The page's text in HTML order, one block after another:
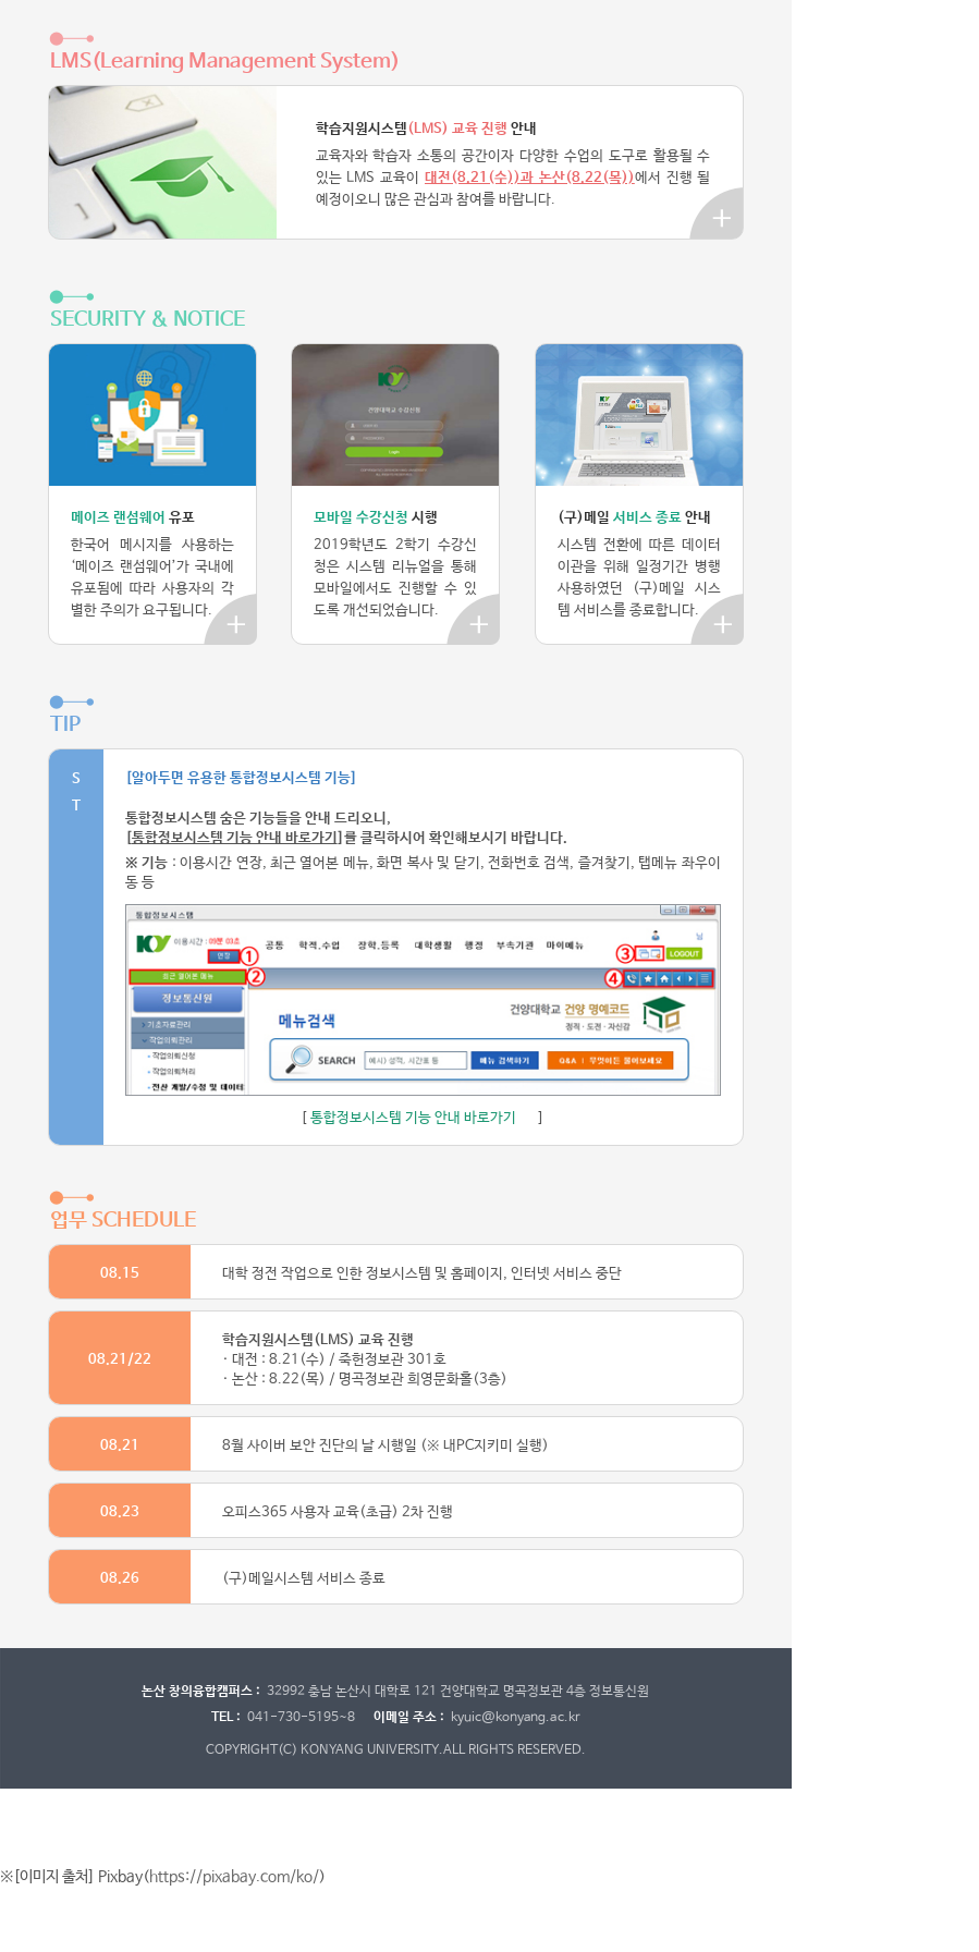
LMS(Learning Management System)
학습지원시스템(LMS) 교육 진행 안내
교육자와 학습자 소통의 공간이자 다양한 수업의 도구로 활용될 수
있는 LMS 교육이 대전(8.21(수))과 논산(8.22(목))에서 진행 될
예정이오니 많은 관심과 참여를 바랍니다.
SECURITY & NOTICE
메이즈 랜섬웨어 유포
한국어 메시지를 사용하는
‘메이즈 랜섬웨어’가 국내에
유포됨에 따라 사용자의 각
별한 주의가 요구됩니다.
모바일 수강신청 시행
2019학년도 2학기 수강신
청은 시스템 리뉴얼을 통해
모바일에서도 진행할 수 있
도록 개선되었습니다.
(구)메일서비스 종료 안내
시스템 전환에 따른 데이터
이관을 위해 일정기간 병행
사용하였던 (구)메일 시스
템 서비스를 종료합니다.
TIP
S
T
[알아두면 유용한 통합정보시스템 기능]
통합정보시스템 숨은 기능들을 안내 드리오니,
통합정보시스템 기능 안내 바로가기
]를 클릭하시어 확인해보시기 바랍니다.
※ 기능 : 이용시간 연장, 최근 열어본 메뉴, 화면 복사 및 닫기, 전화번호 검색, 즐겨찾기, 탭메뉴 좌우이
동 등
[통합정보시스템 기능 안내 바로가기
업무 SCHEDULE
08.15 대학 정전 작업으로 인한 정보시스템 및 홈페이지, 인터넷 서비스 중단
08.21/22
학습지원시스템(LMS) 교육 진행
· 대전 : 8.21(수) / 죽헌정보관 301호
· 논산 : 8.22(목) / 명곡정보관 희영문화홀(3층)
08.21 8월 사이버 보안 진단의 날 시행일 (※ 내PC지키미 실행)
08.23 오피스365 사용자 교육(초급) 2차 진행
08.26 (구)메일시스템 서비스 종료
논산 창의융합캠퍼스 : 32992 충남 논산시 대학로 121 건양대학교 명곡정보관 4층 정보통신원
TEL : 041-730-5195~8 이메일 주소 : kyuic@konyang.ac.kr
COPYRIGHT(C) KONYANG UNIVERSITY.ALL RIGHTS RESERVED.
※[이미지 출처] Pixbay(https://pixabay.com/ko/)